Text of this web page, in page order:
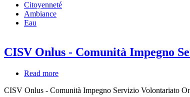
Citoyenneté
Ambiance
Eau
CISV Onlus - Comunità Impegno
Read more
Onlus
CISV Onlus - Comunità Impegno Servizio Volontariato